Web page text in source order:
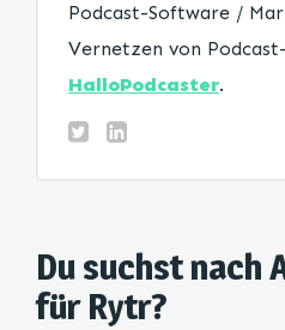
Podcast-Software /
Vernetzen von
HalloPodcaster.
Du suchst nach
für Rytr?